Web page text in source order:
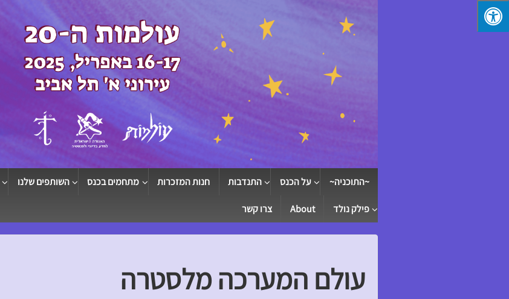
CONTENT
~התוכניה~ על הכנס התנדבות חנות המזכרות מתחמים בכנס השותפים שלנו
פילק נולד About צרו קשר
עולם המערכה מלסטרה